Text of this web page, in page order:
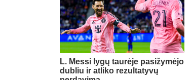
L. Messi lygų taurėje pasižymėjo
dubliu ir atliko rezultatyvų